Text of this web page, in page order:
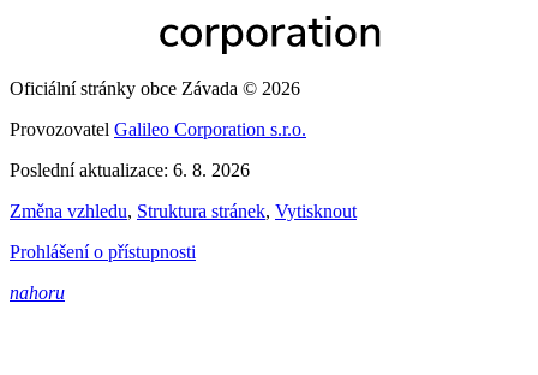
Oficiální stránky obce Závada © 2026
Provozovatel Galileo Corporation s.r.o.
Poslední aktualizace: 6. 8. 2026
Změna vzhledu, Struktura stránek, Vytisknout
Prohlášení o přístupnosti
nahoru